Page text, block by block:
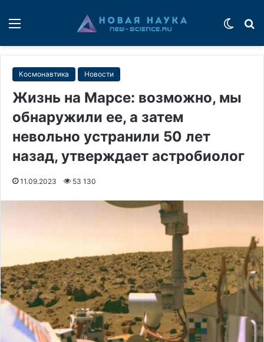
Космонавтика Новости
Жизнь на Марсе: возможно, мы
обнаружили ее, а затем
невольно устранили 50 лет
назад, утверждает астробиолог
11.09.2023 53 130